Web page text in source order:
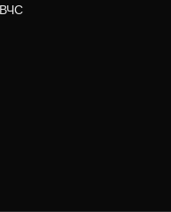
ВЧС